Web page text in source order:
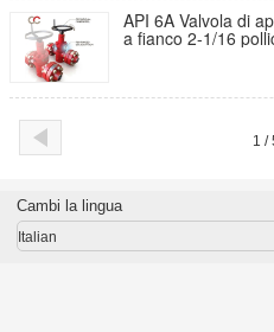
API 6A Valvola di
a fianco 2-1/16
1 /
Cambi la lingua
Italian